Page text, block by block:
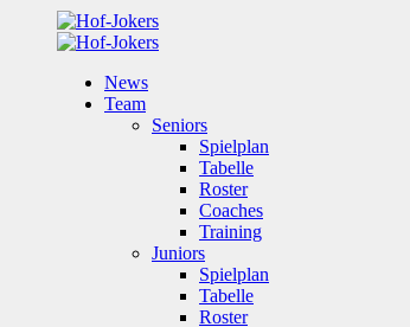
News
Team
Seniors
Spielplan
Tabelle
Roster
Coaches
Training
Juniors
Spielplan
Tabelle
Roster